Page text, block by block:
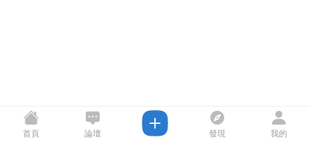
首頁 論壇 發現 我的